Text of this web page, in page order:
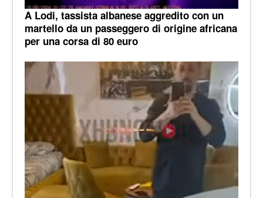
A Lodi, tassista albanese aggredito con un
martello da un passeggero di origine africana
per una corsa di 80 euro